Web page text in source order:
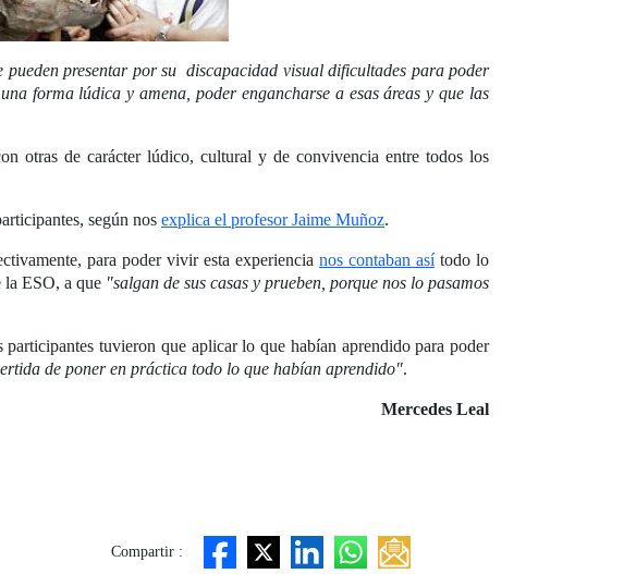
presentar por su discapacidad visual dificultades para poder
forma lúdica y amena, poder engancharse a esas áreas y que las
otras de carácter lúdico, cultural y de convivencia entre todos los
según nos explica el profesor Jaime Muñoz.
para poder vivir esta experiencia nos contaban asítodo lo
la ESO, a que "salgan de sus casas y prueben, porque nos lo pasamos
tuvieron que aplicar lo que habían aprendido para poder
de poner en práctica todo lo que habían aprendido".
Mercedes Leal
Compartir :